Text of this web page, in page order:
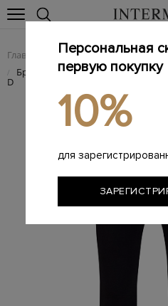
Главная Женщинам / Женская
/ Брюки P-Erseus из твила с
D
Персональная
первую покупку
10%
для